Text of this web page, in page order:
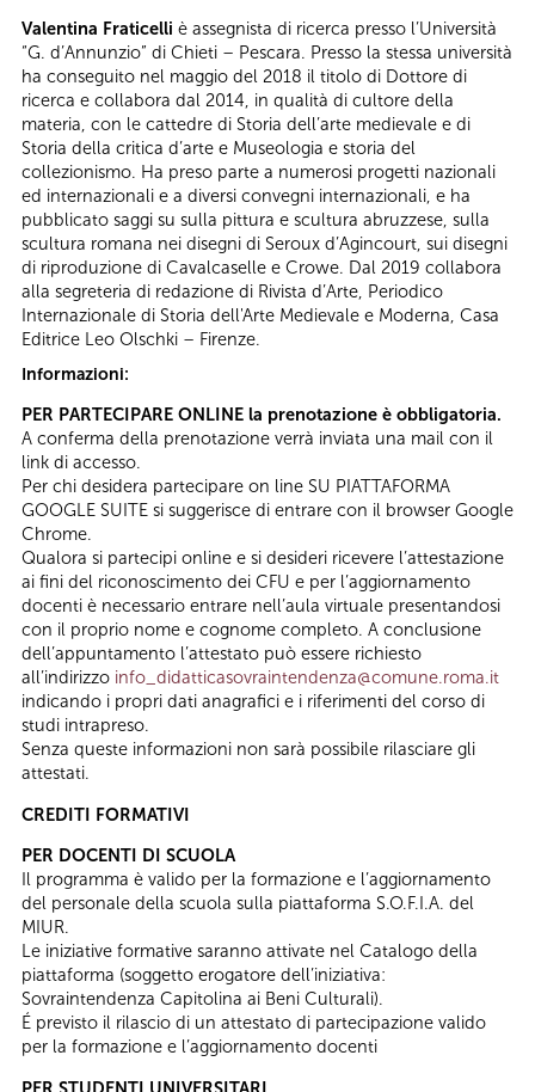
Valentina Fraticelli è assegnista di ricerca presso l’Università
“G. d’Annunzio” di Chieti – Pescara. Presso la stessa università
ha conseguito nel maggio del 2018 il titolo di Dottore di
ricerca e collabora dal 2014, in qualità di cultore della
materia, con le cattedre di Storia dell’arte medievale e di
Storia della critica d’arte e Museologia e storia del
collezionismo. Ha preso parte a numerosi progetti nazionali
ed internazionali e a diversi convegni internazionali, e ha
pubblicato saggi su sulla pittura e scultura abruzzese, sulla
scultura romana nei disegni di Seroux d’Agincourt, sui disegni
di riproduzione di Cavalcaselle e Crowe. Dal 2019 collabora
alla segreteria di redazione di Rivista d’Arte, Periodico
Internazionale di Storia dell'Arte Medievale e Moderna, Casa
Editrice Leo Olschki – Firenze.
Informazioni:
PER PARTECIPARE ONLINE la prenotazione è obbligatoria.
A conferma della prenotazione verrà inviata una mail con il
link di accesso.
Per chi desidera partecipare on line SU PIATTAFORMA
GOOGLE SUITE si suggerisce di entrare con il browser Google
Chrome.
Qualora si partecipi online e si desideri ricevere l’attestazione
ai fini del riconoscimento dei CFU e per l’aggiornamento
docenti è necessario entrare nell’aula virtuale presentandosi
con il proprio nome e cognome completo. A conclusione
dell’appuntamento l’attestato può essere richiesto
all’indirizzo info_didatticasovraintendenza@comune.roma.it
indicando i propri dati anagrafici e i riferimenti del corso di
studi intrapreso.
Senza queste informazioni non sarà possibile rilasciare gli
attestati.
CREDITI FORMATIVI
PER DOCENTI DI SCUOLA
Il programma è valido per la formazione e l’aggiornamento
del personale della scuola sulla piattaforma S.O.F.I.A. del
MIUR.
Le iniziative formative saranno attivate nel Catalogo della
piattaforma (soggetto erogatore dell’iniziativa:
Sovraintendenza Capitolina ai Beni Culturali).
É previsto il rilascio di un attestato di partecipazione valido
per la formazione e l’aggiornamento docenti